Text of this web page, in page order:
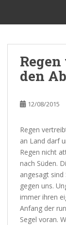
i
den
12/08/2015
Regen
an Land darf
Regen nicht
nach Süden.
angesagt
gegen uns.
immer ihren
Anfang der
Segel voran.